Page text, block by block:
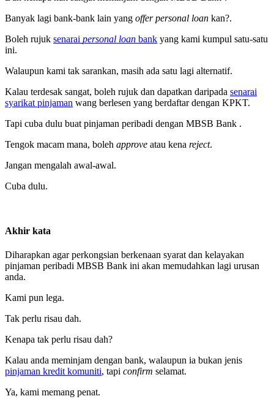
Banyak lagi bank-bank lain yang offer personal loan kan?.
Boleh rujuk senarai personal loan bank yang kami kumpul satu-satu
ini.
Walaupun kami tak sarankan, masih ada satu lagi alternatif.
Kalau terdesak sangat, boleh rujuk dan dapatkan daripada senarai
syarikat pinjaman wang berlesen yang berdaftar dengan KPKT.
Tapi cuba dulu buat pinjaman peribadi dengan MBSB Bank .
Tengok macam mana, boleh approve atau kena reject.
Jangan mengalah awal-awal.
Cuba dulu.
Akhir kata
Diharapkan agar perkongsian berkenaan syarat dan kelayakan
pinjaman peribadi MBSB Bank ini akan memudahkan lagi urusan
anda.
Kami pun lega.
Tak perlu risau dah.
Kenapa tak perlu risau dah?
Kalau anda meminjam dengan bank, walaupun ia bukan jenis
pinjaman kredit komuniti, tapi confirm selamat.
Ya, kami memang penat.